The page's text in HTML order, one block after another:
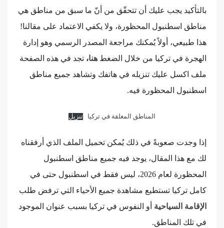
بالتأكيد يجب عليك أن تتحقّق من أنّ ما سبق من مناطق هي
مناطق اسطنبول المحظورة، ولا يكفي الاعتماد على مقالنا!
هذا طبيعي، أولاً يُمكنك مراجعة المصدر الرسمي وهو إدارة
الهجرة في تركيا من خلال الضغط هنا، تجد في هذه الصفحة
ملف اكسل عليك تنزيله في هاتفك وتشاهد جميع مناطق
اسطنبول المحظورة فيه.
المناطق المغلقة في تركيا تنزيل
إذا وجدت صعوبةً في ذلك يُمكن تحميل الملف الذي أرفقناه
لك مع هذا المقال، يوجد فيه جميع مناطق اسطنبول
المحظورة لعام 2026، ليس فقط في اسطنبول حتى في
كامل تركيا تستطيع مشاهدة جميع الأحياء التي ترفض طلب
الإقامة السياحية أو النفوس في تركيا بسبب عنوان الموجود
في تلك المناطق.